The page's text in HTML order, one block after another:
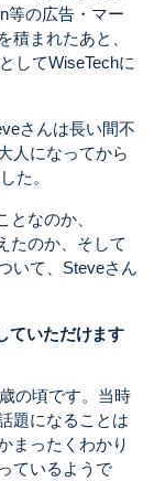
等の広告・マー
積まれたあと、
してWiseTechに
さんは長い間不
人になってから
た。
なのか、
たのか、そして
いて、Steveさん
ていただけます
の頃です。当時
題になることは
まったくわかり
ているようで